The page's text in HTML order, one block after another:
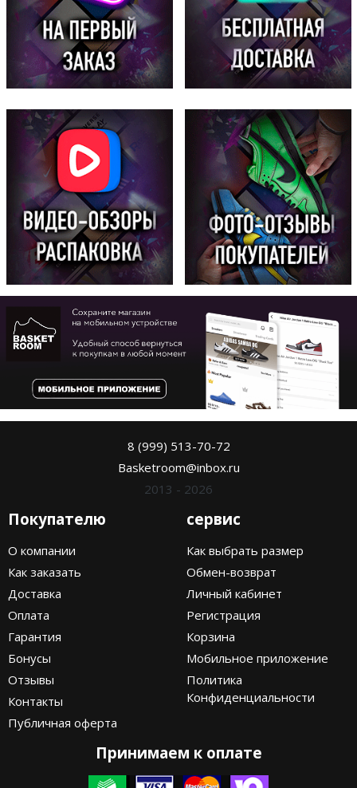
8 (999) 513-70-72
Basketroom@inbox.ru
2013 - 2026
Покупателю
О компании
Как заказать
Доставка
Оплата
Гарантия
Бонусы
Отзывы
Контакты
Публичная оферта
сервис
Как выбрать размер
Обмен-возврат
Личный кабинет
Регистрация
Корзина
Мобильное приложение
Политика
Конфиденциальности
Принимаем к оплате